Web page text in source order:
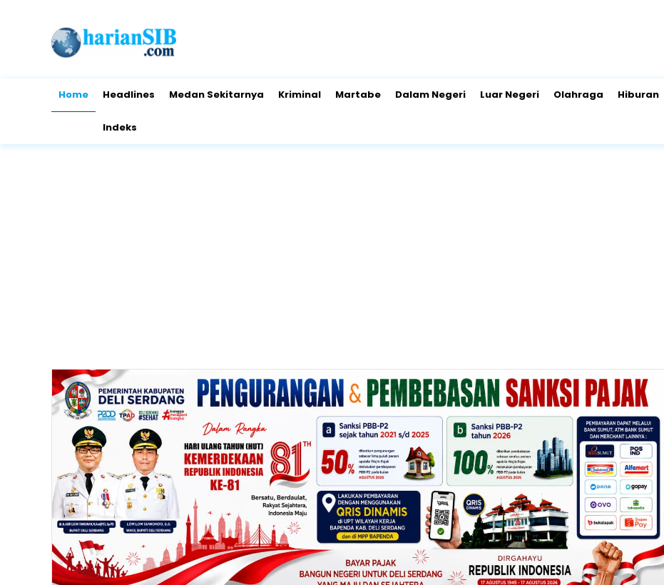
Home Headlines Medan Sekitarnya Kriminal Martabe Dalam Negeri Luar Negeri Olahraga Hiburan
Indeks